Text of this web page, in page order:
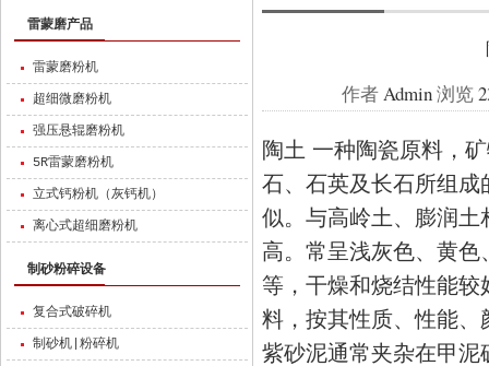
雷蒙磨产品
雷蒙磨粉机
超细微磨粉机
强压悬辊磨粉机
5R雷蒙磨粉机
立式钙粉机（灰钙机）
离心式超细磨粉机
制砂粉碎设备
复合式破碎机
制砂机|粉碎机
作者Admin浏览
陶土 一种陶瓷原料，
石、石英及长石所组
似。与高岭土、膨润土
高。常呈浅灰色、黄
等，干燥和烧结性能
料，按其性质、性能
紫砂泥通常夹杂在甲泥